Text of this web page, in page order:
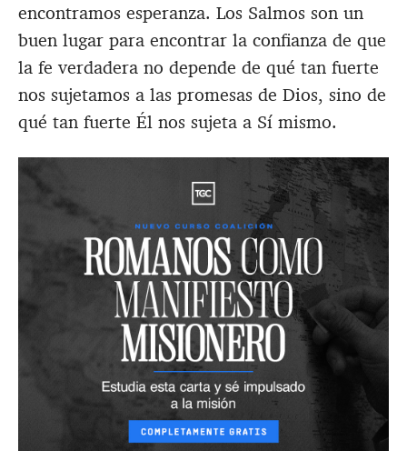
encontramos esperanza. Los Salmos son un
buen lugar para encontrar la confianza de que
la fe verdadera no depende de qué tan fuerte
nos sujetamos a las promesas de Dios, sino de
qué tan fuerte Él nos sujeta a Sí mismo.